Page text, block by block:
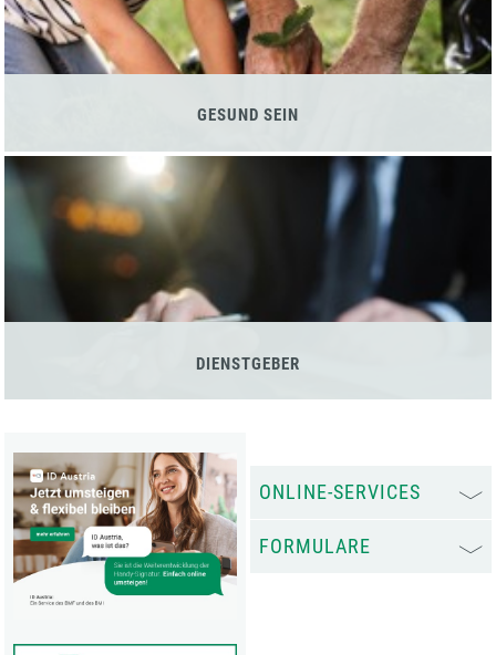
GESUND SEIN
DIENSTGEBER
ONLINE-SERVICES
FORMULARE